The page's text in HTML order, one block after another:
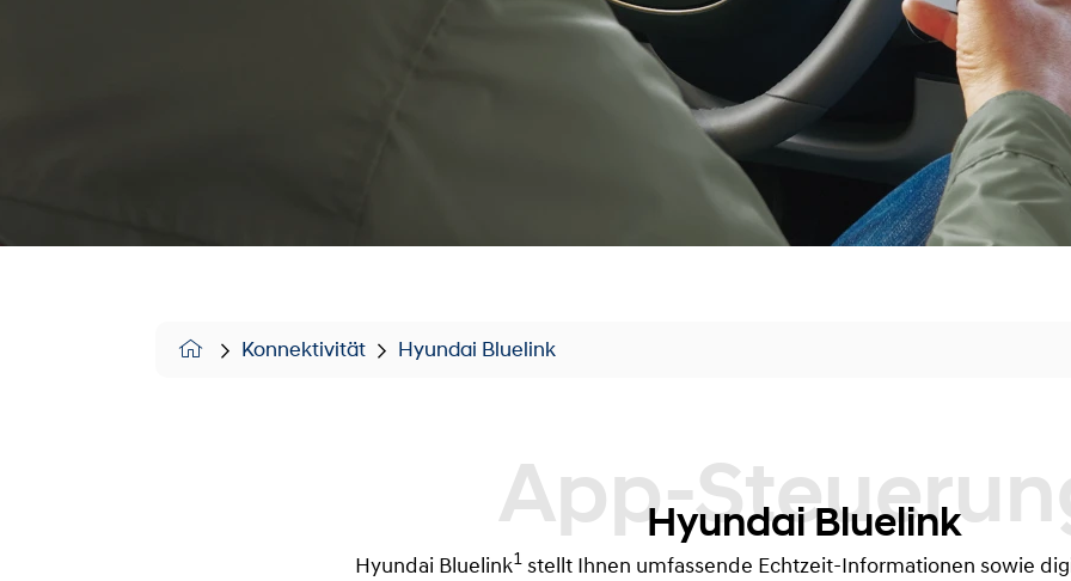
Konnektivität Hyundai Bluelink
App-Steuerung
Hyundai Bluelink
Hyundai Bluelink1 stellt Ihnen umfassende Echtzeit-Informationen sowie